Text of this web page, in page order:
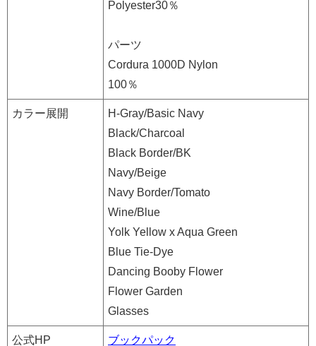
Polyester30％
パーツ
Cordura 1000D Nylon
100％
カラー展開
H-Gray/Basic Navy
Black/Charcoal
Black Border/BK
Navy/Beige
Navy Border/Tomato
Wine/Blue
Yolk Yellow x Aqua Green
Blue Tie-Dye
Dancing Booby Flower
Flower Garden
Glasses
公式HP
ブックパック